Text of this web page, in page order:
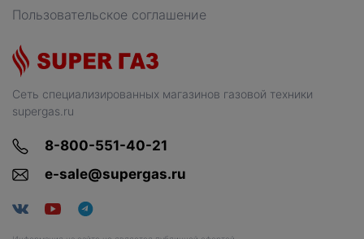
Сеть специализированных магазинов газовой техники
supergas.ru
8-800-551-40-21
e-sale@supergas.ru
Пользовательское соглашение